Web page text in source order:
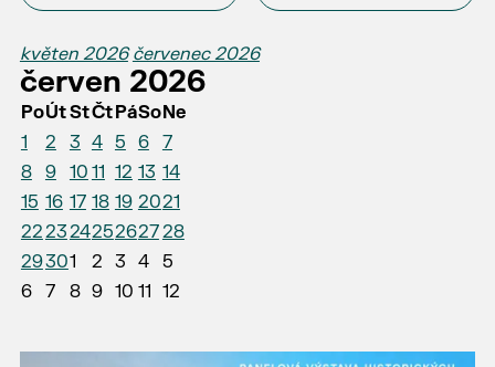
květen 2026 červenec 2026
červen 2026
PoÚtStČtPáSoNe
1
2 3 4 5 6
7
8
9 10 11 12 13 14
15 16 17 18 19 2021
22232425262728
29301 2 3 4
5
6
7 8 9 10 11 12